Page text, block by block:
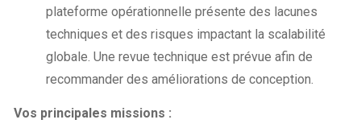
plateforme opérationnelle présente des lacunes
techniques et des risques impactant la scalabilité
globale. Une revue technique est prévue afin de
recommander des améliorations de conception.
Vos principales missions :